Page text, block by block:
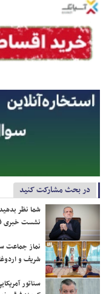
در بحث مشارکت کنید
شما نظر
نشست خبری
نماز جماعت
شریف و
سناتور